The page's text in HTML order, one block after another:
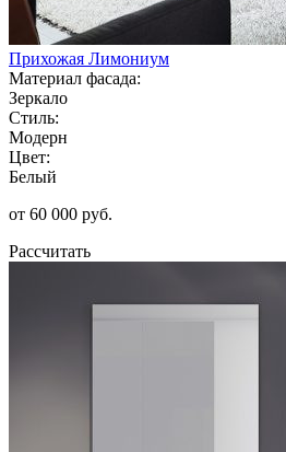
Прихожая Лимониум
Материал фасада:
Зеркало
Стиль:
Модерн
Цвет:
Белый
от 60 000 руб.
Рассчитать